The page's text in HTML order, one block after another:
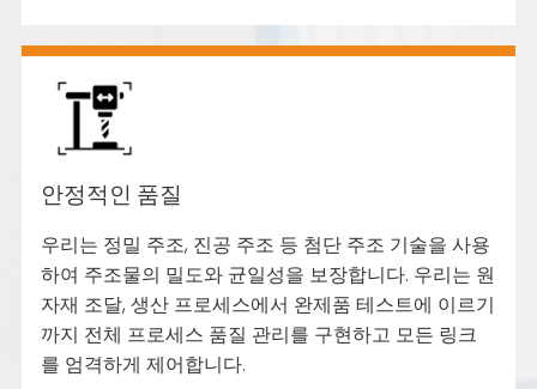
안정적인 품질
우리는 정밀 주조, 진공 주조 등 첨단 주조 기술을 사용
하여 주조물의 밀도와 균일성을 보장합니다. 우리는 원
자재 조달, 생산 프로세스에서 완제품 테스트에 이르기
까지 전체 프로세스 품질 관리를 구현하고 모든 링크
를 엄격하게 제어합니다.